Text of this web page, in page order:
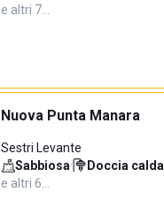
e altri 7…
Nuova Punta Manara
Sestri Levante
Sabbiosa· Doccia calda
e altri 6…